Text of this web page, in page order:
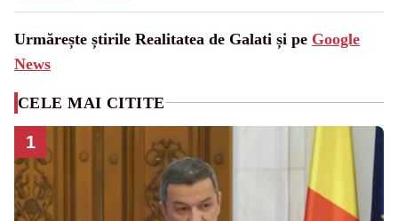
Urmărește știrile Realitatea de Galati și pe Google
News
CELE MAI CITITE
1